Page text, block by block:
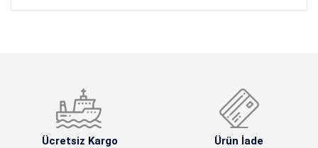
Ücretsiz Kargo Ürün İade